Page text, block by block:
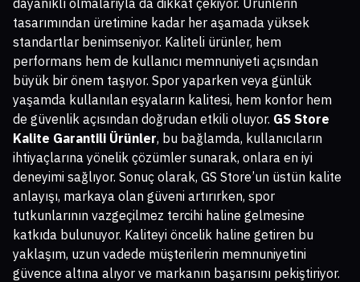
tasarımından üretimine kadar her aşamada yüksek
standartlar benimseniyor. Kaliteli ürünler, hem
performans hem de kullanıcı memnuniyeti açısından
büyük bir önem taşıyor. Spor yaparken veya günlük
yaşamda kullanılan eşyaların kalitesi, hem konfor hem
de güvenlik açısından doğrudan etkili oluyor. GS Store
Kalite Garantili Ürünler, bu bağlamda, kullanıcıların
ihtiyaçlarına yönelik çözümler sunarak, onlara en iyi
deneyimi sağlıyor. Sonuç olarak, GS Store’un üstün kalite
anlayışı, markaya olan güveni artırırken, spor
tutkunlarının vazgeçilmez tercihi haline gelmesine
katkıda bulunuyor. Kaliteyi öncelik haline getiren bu
yaklaşım, uzun vadede müşterilerin memnuniyetini
güvence altına alıyor ve markanın başarısını pekiştiriyor.